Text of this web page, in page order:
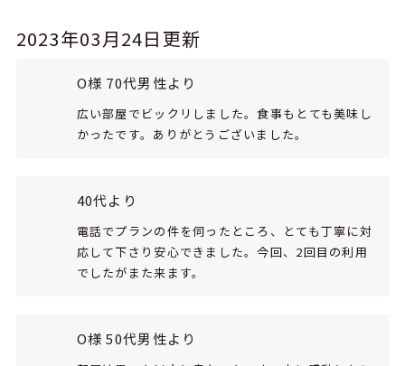
2023年03月24日更新
O様 70代男性より
広い部屋でビックリしました。食事もとても美味し
かったです。ありがとうございました。
40代より
電話でプランの件を伺ったところ、とても丁寧に対
応して下さり安心できました。今回、2回目の利用
でしたがまた来ます。
O様 50代男性より